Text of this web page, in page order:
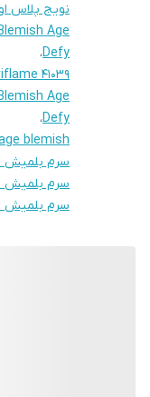
• فرمول تست شده
• بسته بندی حاوی مواد
نویج پلاس
Age
Defy،
41039
Age
Defy،
blemish
سرم بلمیش
سرم بلمیش
سرم بلمیش